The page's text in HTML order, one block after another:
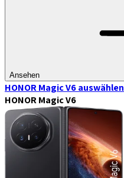
Ansehen
HONOR Magic V6auswählen
HONOR Magic V6